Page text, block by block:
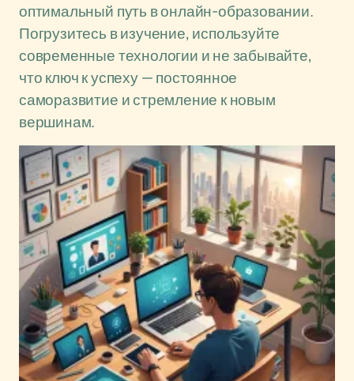
оптимальный путь в онлайн-образовании.
Погрузитесь в изучение, используйте
современные технологии и не забывайте,
что ключ к успеху — постоянное
саморазвитие и стремление к новым
вершинам.